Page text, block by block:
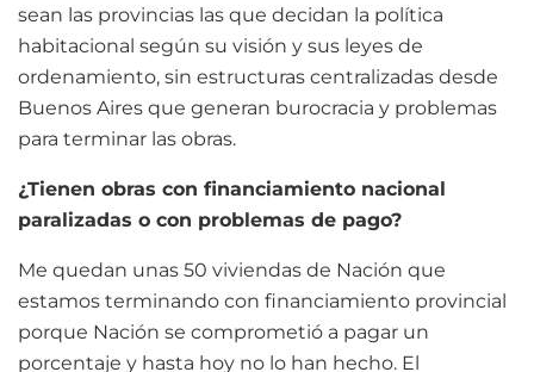
sean las provincias las que decidan la política
habitacional según su visión y sus leyes de
ordenamiento, sin estructuras centralizadas desde
Buenos Aires que generan burocracia y problemas
para terminar las obras.
¿Tienen obras con financiamiento nacional
paralizadas o con problemas de pago?
Me quedan unas 50 viviendas de Nación que
estamos terminando con financiamiento provincial
porque Nación se comprometió a pagar un
porcentaje y hasta hoy no lo han hecho. El